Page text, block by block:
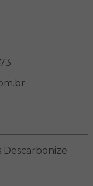
Descarbonize